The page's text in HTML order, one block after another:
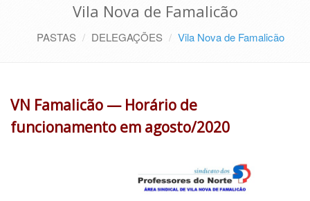
Vila Nova de Famalicão
PASTAS DELEGAÇÕES Vila Nova de Famalicão
VN Famalicão — Horário de
funcionamento em agosto/2020